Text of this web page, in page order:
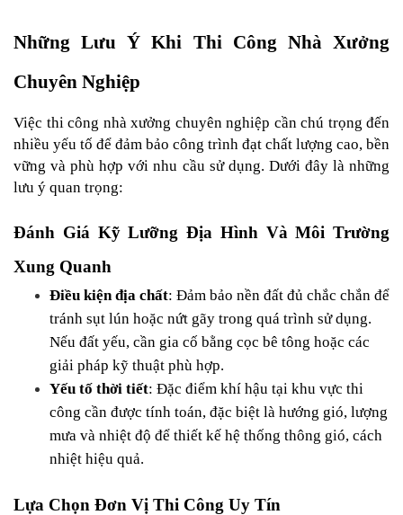
Những Lưu Ý Khi Thi Công Nhà Xưởng
Chuyên Nghiệp
Việc thi công nhà xưởng chuyên nghiệp cần chú trọng đến
nhiều yếu tố để đảm bảo công trình đạt chất lượng cao, bền
vững và phù hợp với nhu cầu sử dụng. Dưới đây là những
lưu ý quan trọng:
Đánh Giá Kỹ Lưỡng Địa Hình Và Môi Trường
Xung Quanh
Điều kiện địa chất: Đảm bảo nền đất đủ chắc chắn để
tránh sụt lún hoặc nứt gãy trong quá trình sử dụng.
Nếu đất yếu, cần gia cố bằng cọc bê tông hoặc các
giải pháp kỹ thuật phù hợp.
Yếu tố thời tiết: Đặc điểm khí hậu tại khu vực thi
công cần được tính toán, đặc biệt là hướng gió, lượng
mưa và nhiệt độ để thiết kế hệ thống thông gió, cách
nhiệt hiệu quả.
Lựa Chọn Đơn Vị Thi Công Uy Tín